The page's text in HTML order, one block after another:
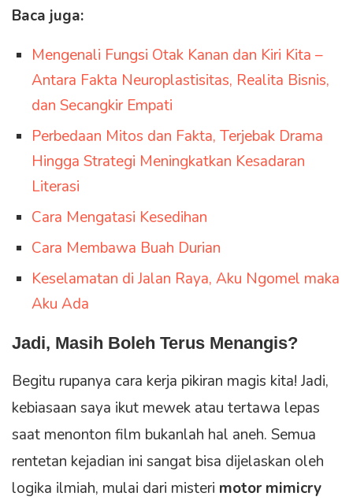
Baca juga:
Mengenali Fungsi Otak Kanan dan Kiri Kita –
Antara Fakta Neuroplastisitas, Realita Bisnis,
dan Secangkir Empati
Perbedaan Mitos dan Fakta, Terjebak Drama
Hingga Strategi Meningkatkan Kesadaran
Literasi
Cara Mengatasi Kesedihan
Cara Membawa Buah Durian
Keselamatan di Jalan Raya, Aku Ngomel maka
Aku Ada
Jadi, Masih Boleh Terus Menangis?
Begitu rupanya cara kerja pikiran magis kita! Jadi,
kebiasaan saya ikut mewek atau tertawa lepas
saat menonton film bukanlah hal aneh. Semua
rentetan kejadian ini sangat bisa dijelaskan oleh
logika ilmiah, mulai dari misteri motor mimicry